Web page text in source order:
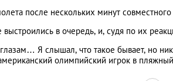
после нескольких минут
в очередь, и, судя по их
Я слышал, что такое бывает, но
олимпийский игрок в